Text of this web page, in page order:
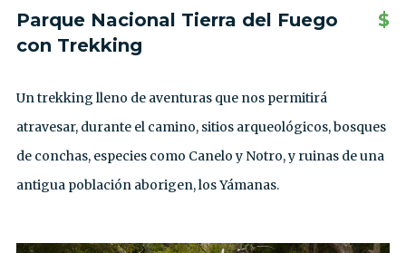
Parque Nacional Tierra del Fuego
con Trekking
$
Un trekking lleno de aventuras que nos permitirá
atravesar, durante el camino, sitios arqueológicos, bosques
de conchas, especies como Canelo y Notro, y ruinas de una
antigua población aborigen, los Yámanas.